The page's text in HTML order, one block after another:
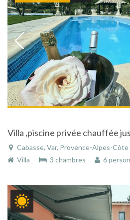
Villa ,piscine privée chauffée
Cabasse, Var, Provence-Alpes-Côte
Villa
3 chambres 6